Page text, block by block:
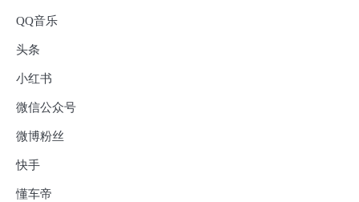
QQ音乐
头条
小红书
微信公众号
微博粉丝
快手
懂车帝